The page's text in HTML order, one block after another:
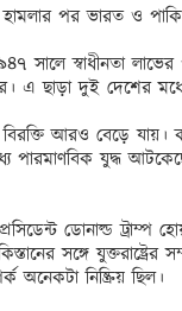
হামলার পর ভারত ও
সালে স্বাধীনতা
এ ছাড়া দুই দেশের
আরও বেড়ে যায়।
যুদ্ধ
ডোনাল্ড ট্রাম্প
সঙ্গে
নিষ্ক্রিয় ছিল।